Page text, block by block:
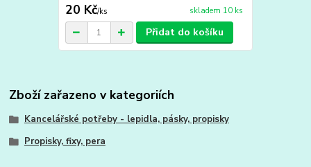
20 Kč/ks skladem 10 ks
Přidat do košíku
Zboží zařazeno v kategoriích
Kancelářské potřeby - lepidla, pásky, propisky
Propisky, fixy, pera